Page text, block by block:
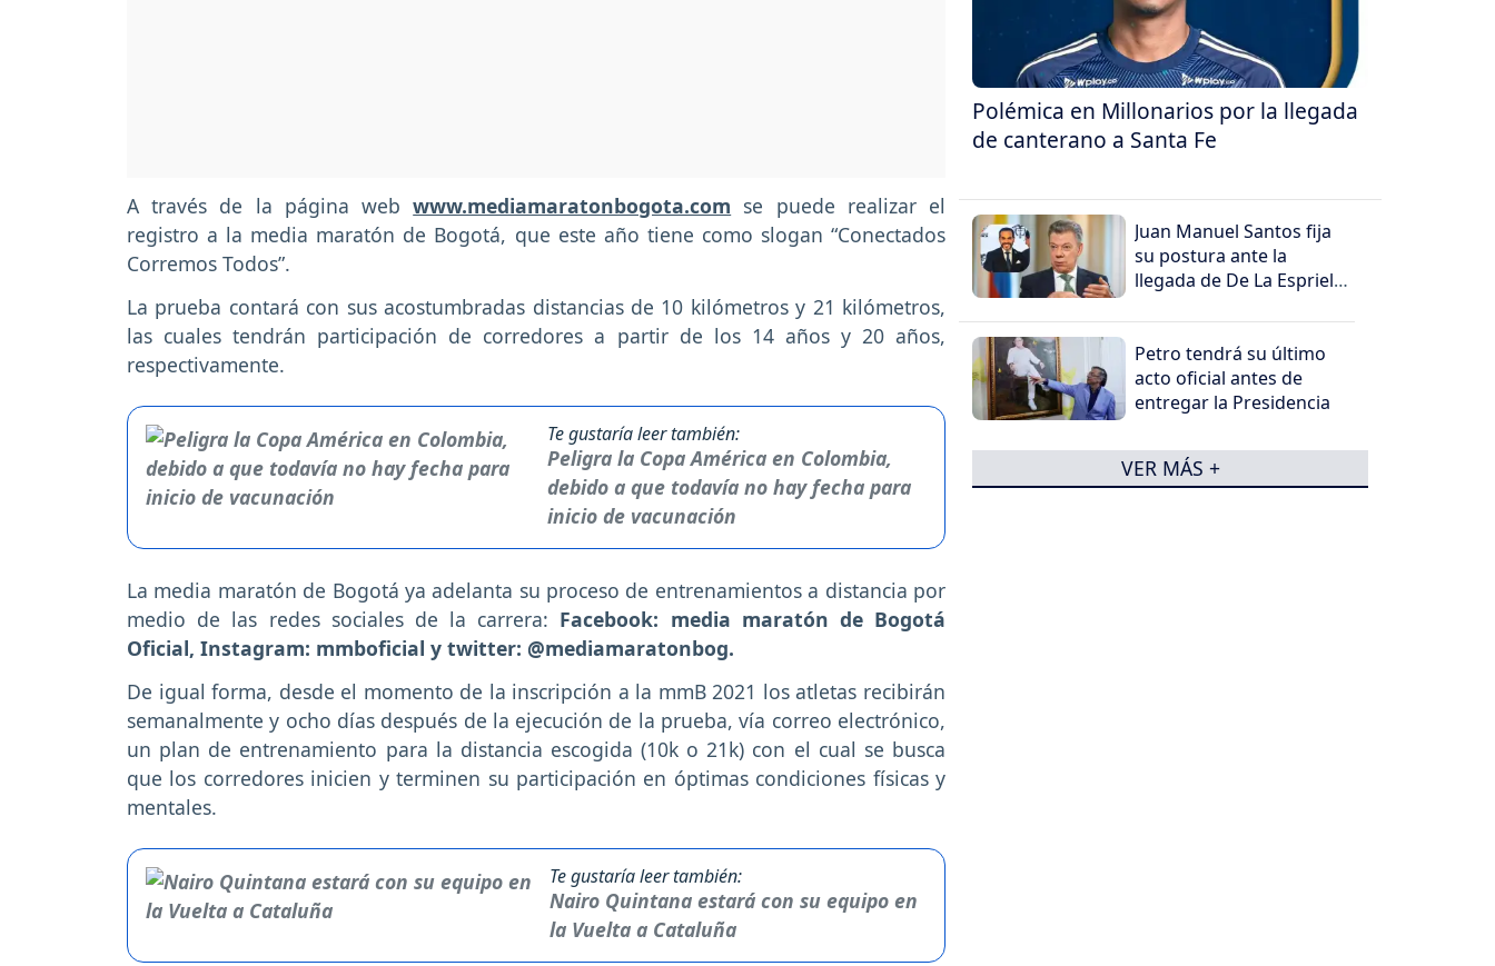
A través de la página webwww.mediamaratonbogota.com se puede realizar el
registro a la media maratón de Bogotá, que este año tiene como slogan “Conectados
Corremos Todos”.
La prueba contará con sus acostumbradas distancias de 10 kilómetros y 21 kilómetros,
las cuales tendrán participación de corredores a partir de los 14 años y 20 años,
respectivamente.
Te gustaría leer también:
Peligra la Copa América en Colombia,
debido a que todavía no hay fecha para
inicio de vacunación
La media maratón de Bogotá ya adelanta su proceso de entrenamientos a distancia por
medio de las redes sociales de la carrera: Facebook: media maratón de Bogotá
Oficial, Instagram: mmboficial y twitter: @mediamaratonbog.
De igual forma, desde el momento de la inscripción a la mmB 2021 los atletas recibirán
semanalmente y ocho días después de la ejecución de la prueba, vía correo electrónico,
un plan de entrenamiento para la distancia escogida (10k o 21k) con el cual se busca
que los corredores inicien y terminen su participación en óptimas condiciones físicas y
mentales.
Te gustaría leer también:
Nairo Quintana estará con su equipo en
la Vuelta a Cataluña
Polémica en Millonarios por la llegada
de canterano a Santa Fe
Juan Manuel Santos fija
su postura ante la
llegada de De La Espriella
Petro tendrá su último
acto oficial antes de
entregar la Presidencia
VER MÁS +